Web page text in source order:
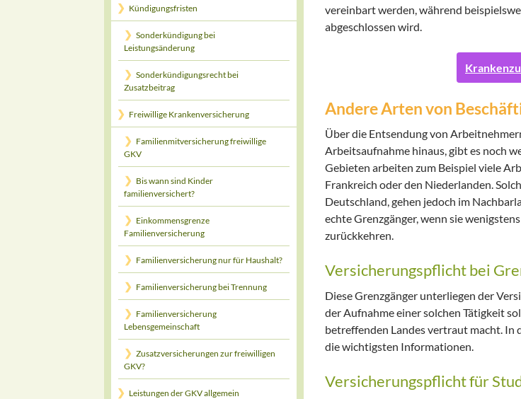
vereinbart werden, während
abgeschlossen wird.
Andere Arten von
Über die Entsendung von
Arbeitsaufnahme hinaus, gibt es noch
Gebieten arbeiten zum Beispiel viele
Frankreich oder den Niederlanden.
Deutschland, gehen jedoch im
echte Grenzgänger, wenn sie
zurückkehren.
Versicherungspflicht bei
Diese Grenzgänger unterliegen der
der Aufnahme einer solchen Tätigkeit
betreffenden Landes vertraut macht. In
die wichtigsten Informationen.
Versicherungspflicht für
Kündigungsfristen
Sonderkündigung bei
Leistungsänderung
Sonderkündigungsrecht bei
Zusatzbeitrag
Freiwillige Krankenversicherung
Familienmitversicherung freiwillige
GKV
Bis wann sind Kinder
familienversichert?
Einkommensgrenze
Familienversicherung
Familienversicherung nur für Haushalt?
Familienversicherung bei Trennung
Familienversicherung
Lebensgemeinschaft
Zusatzversicherungen zur freiwilligen
GKV?
Leistungen der GKV allgemein